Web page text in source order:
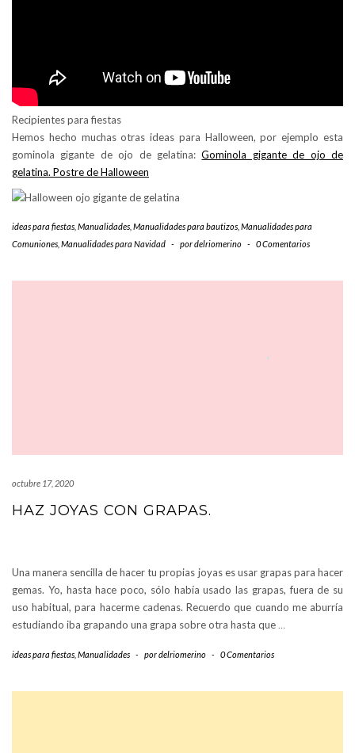
Recipientes para fiestas
Hemos hecho muchas otras ideas para Halloween, por ejemplo esta
gominola gigante de ojo de gelatina:Gominola gigante de ojo de
gelatina. Postre de Halloween
ideas para fiestas Manualidades Manualidades para bautizos Manualidades para
Comuniones Manualidades para Navidad - pordelriomerino - 0 Comentarios
octubre 17, 2020
HAZ JOYAS CON GRAPAS.
Una manera sencilla de hacer tu propias joyas es usar grapas para hacer
gemas. Yo, hasta hace poco, sólo había usado las grapas, fuera de su
uso habitual, para hacerme cadenas. Recuerdo que cuando me aburría
estudiando iba grapando una grapa sobre otra hasta que…
ideas para fiestas Manualidades - pordelriomerino - 0 Comentarios